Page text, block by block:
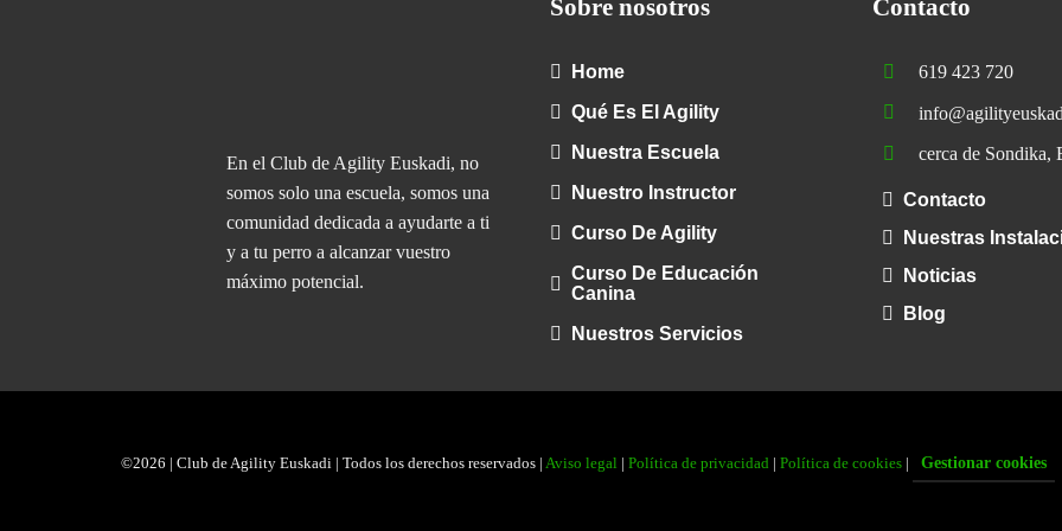
En el Club de Agility Euskadi, no
somos solo una escuela, somos una
comunidad dedicada a ayudarte a ti
y a tu perro a alcanzar vuestro
máximo potencial.
Sobre nosotros
Home
Qué Es El Agility
Nuestra Escuela
Nuestro Instructor
Curso De Agility
Curso De Educación
Canina
Nuestros Servicios
Contacto
619 423 720
cerca de Sondika,
Contacto
Nuestras
Noticias
Blog
©2026 | Club de Agility Euskadi | Todos los derechos reservados | Aviso legal | Política de privacidad | Política de cookies| Gestionar cookies